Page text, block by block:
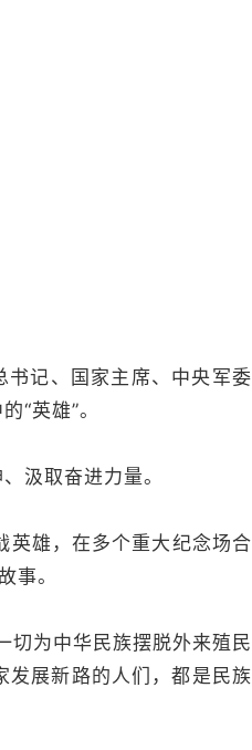
记、国家主席、中央军委
“英雄”。
汲取奋进力量。
雄，在多个重大纪念场合
事。
为中华民族摆脱外来殖民
发展新路的人们，都是民族